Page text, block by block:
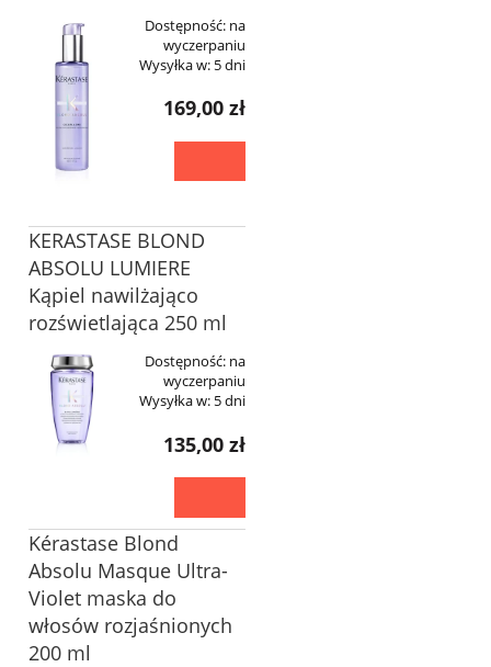
Dostępność: na
wyczerpaniu
Wysyłka w: 5 dni
169,00 zł
KERASTASE BLOND
ABSOLU LUMIERE
Kąpiel nawilżająco
rozświetlająca 250 ml
Dostępność: na
wyczerpaniu
Wysyłka w: 5 dni
135,00 zł
Kérastase Blond
Absolu Masque Ultra-
Violet maska do
włosów rozjaśnionych
200 ml